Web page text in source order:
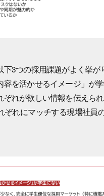
3つの採用課題がよく挙が
容を活かせるイメージ」が
ぞれが欲しい情報を伝えら
ぞれにマッチする現場社員